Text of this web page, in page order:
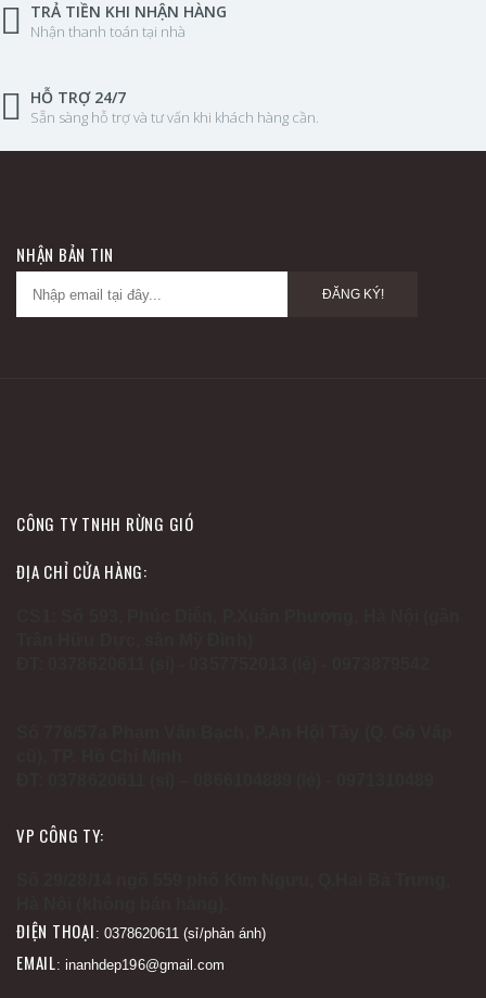
TRẢ TIỀN KHI NHẬN HÀNG
Nhận thanh toán tại nhà
HỖ TRỢ 24/7
Sẵn sàng hỗ trợ và tư vấn khi khách hàng cần.
NHẬN BẢN TIN
ĐĂNG KÝ!
CÔNG TY TNHH RỪNG GIÓ
ĐỊA CHỈ CỬA HÀNG:
VP CÔNG TY:
ĐIỆN THOẠI : 0378620611 (sỉ/phản ánh)
EMAIL: inanhdep196@gmail.com